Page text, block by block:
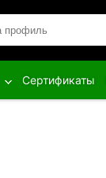
Сертификаты